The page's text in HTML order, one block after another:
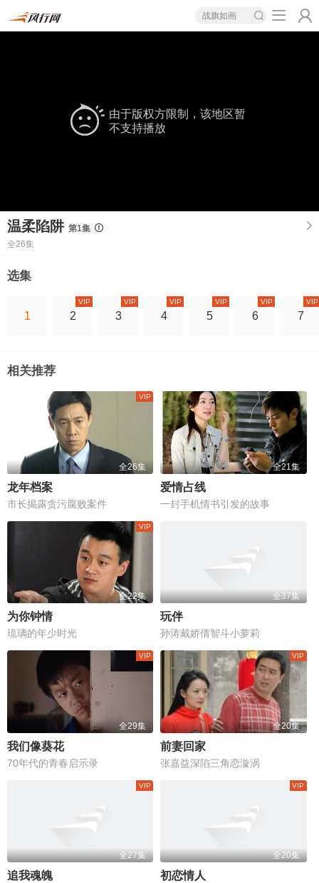
战旗如画
由于版权方限制，该地区暂
不支持播放
温柔陷阱 第1集
全26集
选集
1 2
VIP
3
VIP
4
VIP
5
VIP
6
VIP
7
VIP
相关推荐
全26集
龙年档案
市长揭露贪污腐败案件
全21集
爱情占线
一封手机情书引发的故事
全22集
为你钟情
琉璃的年少时光
全37集
玩伴
孙涛戴娇倩智斗小萝莉
全29集
我们像葵花
70年代的青春启示录
全20集
前妻回家
张嘉益深陷三角恋漩涡
全27集
追我魂魄
全20集
初恋情人